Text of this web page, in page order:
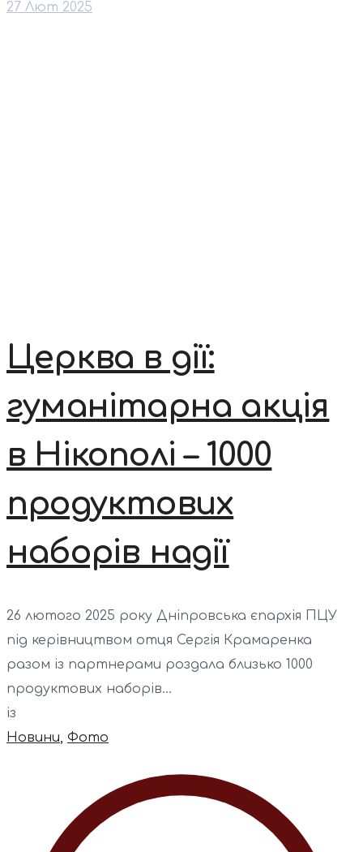
27 Лют 2025
Церква в дії:
гуманітарна акція
в Нікополі – 1000
продуктових
наборів надії
26 лютого 2025 року Дніпровська єпархія ПЦУ
під керівництвом отця Сергія Крамаренка
разом із партнерами роздала близько 1000
продуктових наборів...
із
Новини, Фото